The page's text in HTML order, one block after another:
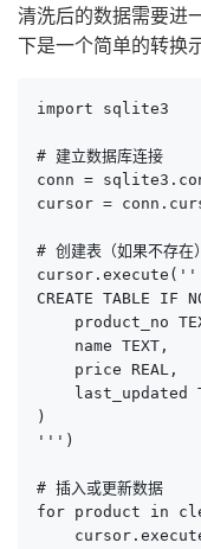
清洗后的数据需要进
下是一个简单的转换
import sqlite3
# 建立数据库连接
conn =
cursor =
# 创建表（如果不存在）
CREATE TABLE IF
product_no
    name TEXT,
    price REAL,
last_updated
)
''')
# 插入或更新数据
for product in